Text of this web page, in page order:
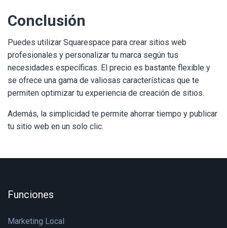
Conclusión
Puedes utilizar Squarespace para crear sitios web
profesionales y personalizar tu marca según tus
necesidades específicas. El precio es bastante flexible y
se ofrece una gama de valiosas características que te
permiten optimizar tu experiencia de creación de sitios.
Además, la simplicidad te permite ahorrar tiempo y publicar
tu sitio web en un solo clic.
Funciones
Marketing Local